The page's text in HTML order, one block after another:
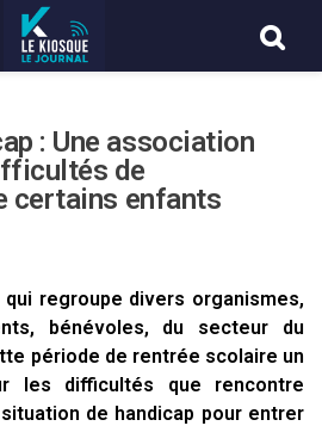
: Une association
de
certains enfants
regroupe divers organismes,
bénévoles, du secteur du
période de rentrée scolaire un
les difficultés que rencontre
de handicap pour entrer